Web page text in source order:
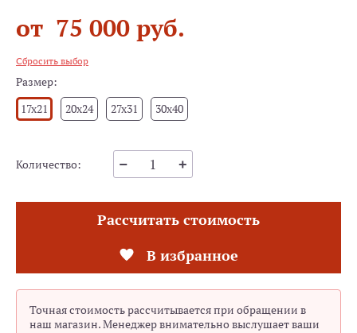
от 75 000 руб.
Сбросить выбор
Размер:
17x21
20x24 27x31 30x40
Количество:
Рассчитать стоимость
В избранное
Точная стоимость рассчитывается при обращении в
наш магазин. Менеджер внимательно выслушает ваши